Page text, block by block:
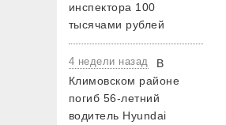
инспектора 100
тысячами рублей
4 недели назад
В
Климовском районе
погиб 56-летний
водитель Hyundai